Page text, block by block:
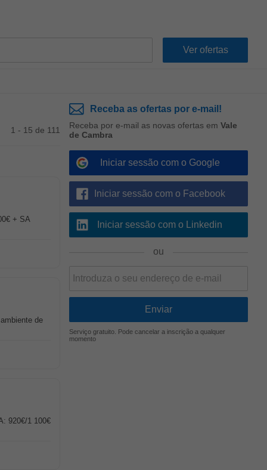
1 - 15 de 111
+ SA
de
920€/1 100€
Receba as ofertas por e-mail!
Receba por e-mail as novas ofertas em Vale
de Cambra
Iniciar sessão com o Google
Iniciar sessão com o Facebook
Iniciar sessão com o Linkedin
ou
Serviço gratuito. Pode cancelar a inscrição a qualquer
momento